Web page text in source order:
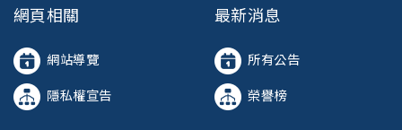
網頁相關
網站導覽
隱私權宣告
最新消息
所有公告
榮譽榜